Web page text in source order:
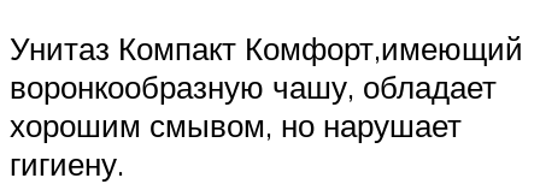
Унитаз Компакт Комфорт,имеющий
воронкообразную чашу, обладает
хорошим смывом, но нарушает
гигиену.